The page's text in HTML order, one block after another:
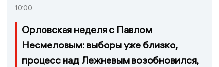
10:00
Орловская неделя с Павлом
Несмеловым: выборы уже близко,
процесс над Лежневым возобновился,